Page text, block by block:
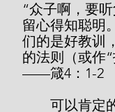
“众子啊，要
留心得知聪明
们的是好教训
的法则（或作
——箴4：1-2